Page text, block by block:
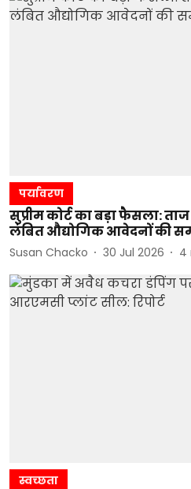
पर्यावरण
सुप्रीम कोर्ट का बड़ा फैसला:
लंबित औद्योगिक आवेदनों की
Susan Chacko 30 Jul 2026 4
स्वच्छता